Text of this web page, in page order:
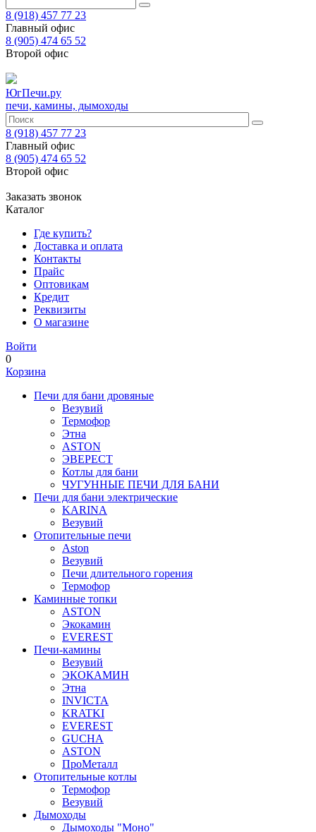
8 (918) 457 77 23
Главный офис
8 (905) 474 65 52
Второй офис
ЮгПечи.ру
печи, камины, дымоходы
8 (918) 457 77 23
Главный офис
8 (905) 474 65 52
Второй офис
Заказать звонок
Каталог
Где купить?
Доставка и оплата
Контакты
Прайс
Оптовикам
Кредит
Реквизиты
О магазине
Войти
0
Корзина
Печи для бани дровяные
Везувий
Термофор
Этна
ASTON
ЭВЕРЕСТ
Котлы для бани
ЧУГУННЫЕ ПЕЧИ ДЛЯ БАНИ
Печи для бани электрические
KARINA
Везувий
Отопительные печи
Aston
Везувий
Печи длительного горения
Термофор
Каминные топки
ASTON
Экокамин
EVEREST
Печи-камины
Везувий
ЭКОКАМИН
Этна
INVICTA
KRATKI
EVEREST
GUCHA
ASTON
ПроМеталл
Отопительные котлы
Термофор
Везувий
Дымоходы
Дымоходы "Моно"